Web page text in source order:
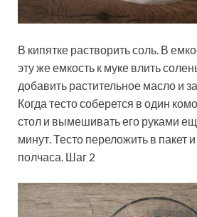
В кипятке растворить соль. В
эту же емкость к муке влить
добавить растительное масло и
Когда тесто соберется в один
стол и вымешивать его руками
минут. Тесто переложить в пакет и
полчаса. Шаг 2